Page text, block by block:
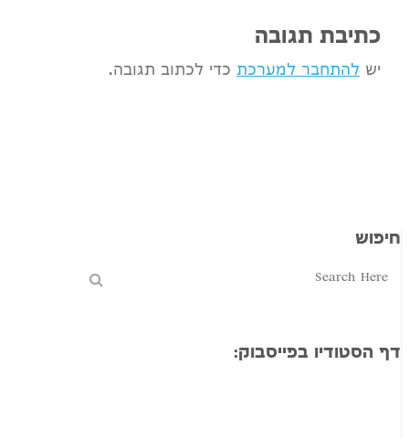
כתיבת תגובה
יש להתחבר למערכת כדי לכתוב תגובה.
חיפוש
דף הסטודיו בפייסבוק: